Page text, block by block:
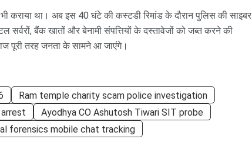
कराया था। अब इस 40 घंटे की कस्टडी रिमांड के दौरान पुलिस की साइबर
सर्वरों, बैंक खातों और बेनामी संपत्तियों के दस्तावेजों को जब्त करने की
पूरी तरह जनता के सामने आ जाएंगे।
Ram temple charity scam police investigation
arrest
Ayodhya CO Ashutosh Tiwari SIT probe
forensics mobile chat tracking